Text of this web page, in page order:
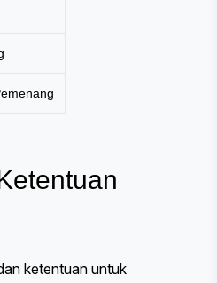
ketentuan untuk